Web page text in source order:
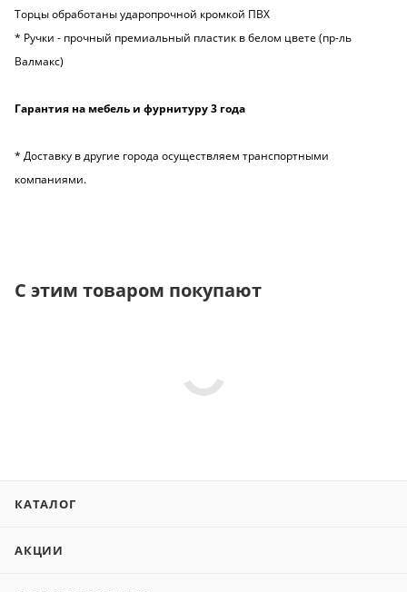
Торцы обработаны ударопрочной кромкой ПВХ
* Ручки - прочный премиальный пластик в белом цвете (пр-ль
Валмакс)
Гарантия на мебель и фурнитуру 3 года
* Доставку в другие города осуществляем транспортными
компаниями.
С этим товаром покупают
КАТАЛОГ
АКЦИИ